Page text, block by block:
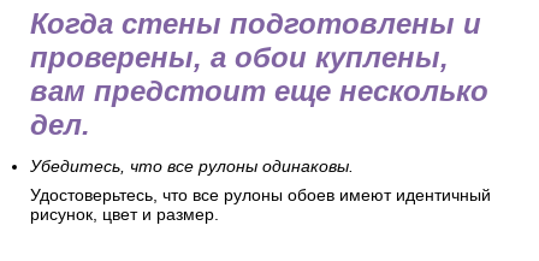
полосы и подготовиться к оклеиванию.
Перед поклейкой обоев
Когда стены подготовлены и
проверены, а обои куплены,
вам предстоит еще несколько